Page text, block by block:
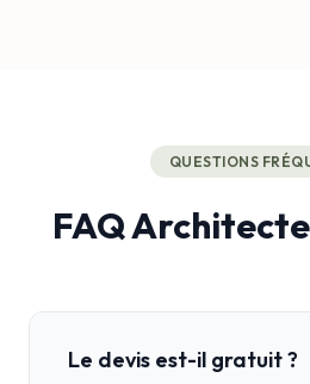
QUESTIONS
FAQ
Le devis est-il gratuit ?